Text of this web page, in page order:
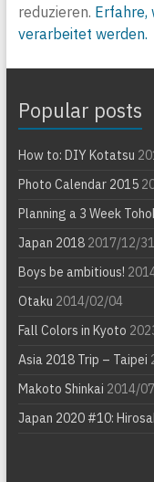
reduzieren. Erfahre,
verarbeitet werden.
Popular posts
How to: DIY Kotatsu
Photo Calendar 2015
Planning a 3 Week
Japan 20182017/12/31
Boys be ambitious!
Otaku 2014/02/04
Fall Colors in Kyoto
Asia 2018 Trip – Taipei
Makoto Shinkai 2014/
Japan 2020 #10: